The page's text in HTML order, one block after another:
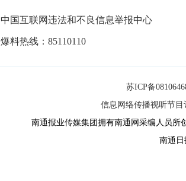
中国互联网违法和不良信息举报中心
爆料热线：85110110
苏ICP备
信息网络传播视听节目
南通报业传媒集团拥有南通网采编人员所
南通日